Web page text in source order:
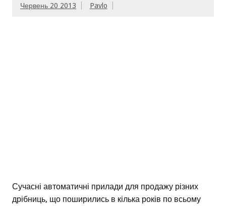
Червень 20 2013 Pavlo
Сучасні автоматичні прилади для продажу різних
дрібниць, що поширились в кілька років по всьому